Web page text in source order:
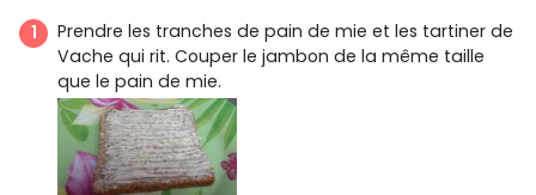
Prendre les tranches de pain de mie et les tartiner de
Vache qui rit. Couper le jambon de la même taille
que le pain de mie.